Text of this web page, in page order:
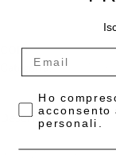
COD:6090127
Categoria: Frese
Descrizione
da 5 pz. Meisinger
Privacy Policy
Ho
acconsento
personali.